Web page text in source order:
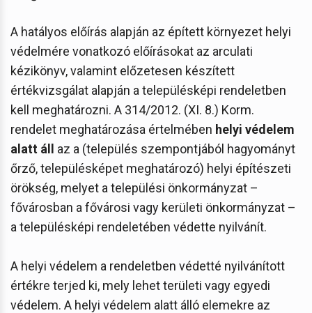
A hatályos előírás alapján az épített környezet helyi
védelmére vonatkozó előírásokat az arculati
kézikönyv, valamint előzetesen készített
értékvizsgálat alapján a településképi rendeletben
kell meghatározni. A 314/2012. (XI. 8.) Korm.
rendelet meghatározása értelmében helyi védelem
alatt áll az a (település szempontjából hagyományt
őrző, településképet meghatározó) helyi építészeti
örökség, melyet a települési önkormányzat –
fővárosban a fővárosi vagy kerületi önkormányzat –
a településképi rendeletében védette nyilvánít.
A helyi védelem a rendeletben védetté nyilvánított
értékre terjed ki, mely lehet területi vagy egyedi
védelem. A helyi védelem alatt álló elemekre az